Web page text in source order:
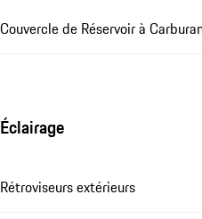
Couvercle de Réservoir à
Éclairage
Rétroviseurs extérieurs